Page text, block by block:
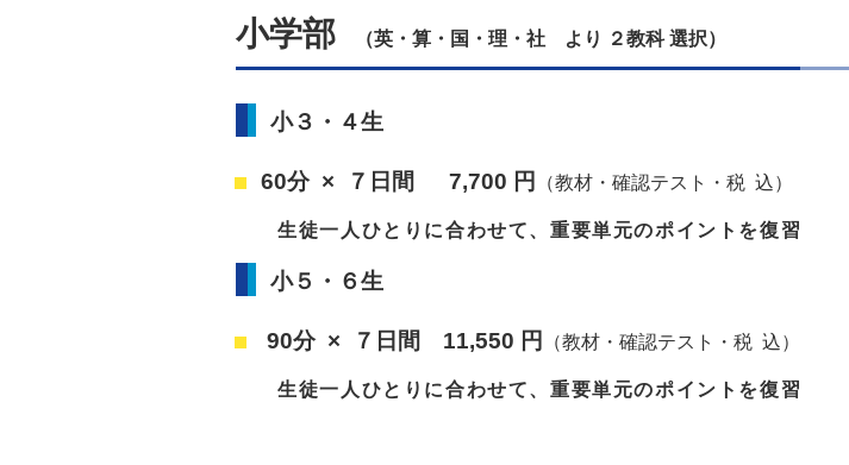
小学部 （英・算・国・理・社 より ２教科 選択）
小３・４生
60分 × ７日間 7,700 円 （教材・確認テスト・税 込）
生徒一人ひとりに合わせて、重要単元のポイントを復習
小５・６生
90分 × ７日間 11,550 円 （教材・確認テスト・税 込）
生徒一人ひとりに合わせて、重要単元のポイントを復習